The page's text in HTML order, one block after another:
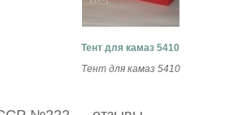
Тент для камаз 5410
Тент для камаз 5410